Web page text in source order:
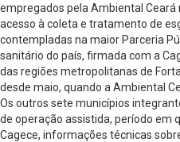
empregados pela Ambiental Ceará
acesso à coleta e tratamento de
contempladas na maior Parceria
sanitário do país, firmada com a
das regiões metropolitanas de
desde maio, quando a Ambiental
Os outros sete municípios
de operação assistida, período em
Cagece, informações técnicas